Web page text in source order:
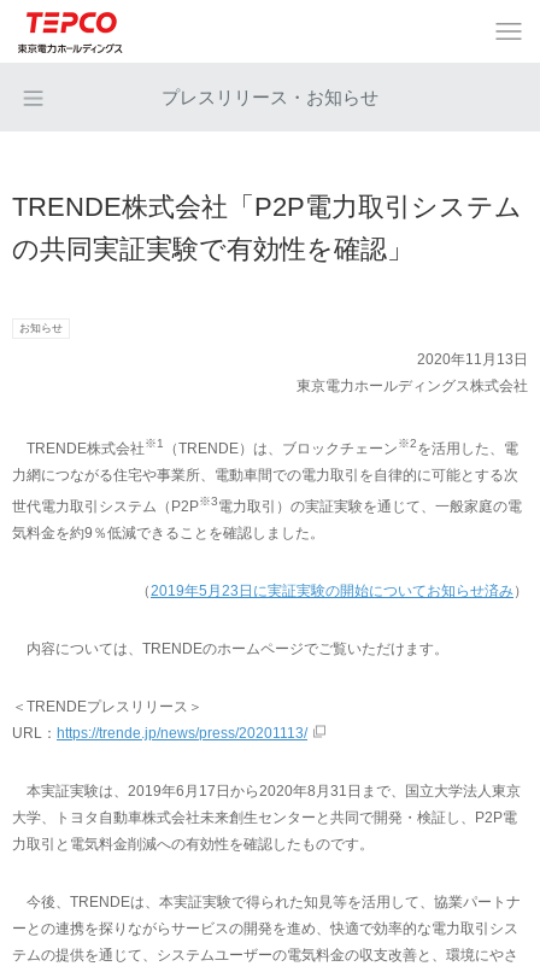
プレスリリース・お知らせ
TRENDE株式会社「P2P電力取引システム
の共同実証実験で有効性を確認」
お知らせ
2020年11月13日
東京電力ホールディングス株式会社
TRENDE株式会社※1 （TRENDE）は、ブロックチェーン※2を活用した、電
力網につながる住宅や事業所、電動車間での電力取引を自律的に可能とする次
世代電力取引システム（P2P※3電力取引）の実証実験を通じて、一般家庭の電
気料金を約9％低減できることを確認しました。
（2019年5月23日に実証実験の開始についてお知らせ済み）
内容については、TRENDEのホームページでご覧いただけます。
＜TRENDEプレスリリース＞
URL： https://trende.jp/news/press/20201113/
本実証実験は、2019年6月17日から2020年8月31日まで、国立大学法人東京
大学、トヨタ自動車株式会社未来創生センターと共同で開発・検証し、P2P電
力取引と電気料金削減への有効性を確認したものです。
今後、TRENDEは、本実証実験で得られた知見等を活用して、協業パートナ
ーとの連携を探りながらサービスの開発を進め、快適で効率的な電力取引シス
テムの提供を通じて、システムユーザーの電気料金の収支改善と、環境にやさ